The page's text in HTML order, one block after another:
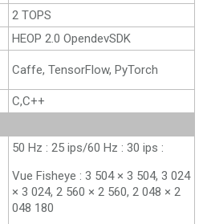
2 TOPS
HEOP 2.0 OpendevSDK
Caffe, TensorFlow, PyTorch
C,C++
50 Hz : 25 ips/60 Hz : 30 ips :
Vue Fisheye : 3 504 × 3 504, 3 024
× 3 024, 2 560 × 2 560, 2 048 × 2
048 180